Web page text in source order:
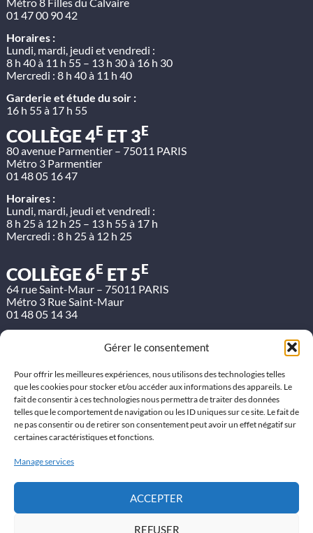
Gérer le consentement
Pour offrir les meilleures expériences, nous utilisons des technologies telles
que les cookies pour stocker et/ou accéder aux informations des appareils. Le
fait de consentir à ces technologies nous permettra de traiter des données
telles que le comportement de navigation ou les ID uniques sur ce site. Le fait de
ne pas consentir ou de retirer son consentement peut avoir un effet négatif sur
certaines caractéristiques et fonctions.
Manage services
ACCEPTER
REFUSER
01 47 00 90 42
Horaires :
Lundi, mardi, jeudi et vendredi :
8 h 40 à 11 h 55 – 13 h 30 à 16 h 30
Mercredi : 8 h 40 à 11 h 40
Garderie et étude du soir :
16 h 55 à 17 h 55
COLLÈGE 4E ET 3E
80 avenue Parmentier – 75011 PARIS
Métro 3 Parmentier
01 48 05 16 47
Horaires :
Lundi, mardi, jeudi et vendredi :
8 h 25 à 12 h 25 – 13 h 55 à 17 h
Mercredi : 8 h 25 à 12 h 25
COLLÈGE 6E ET 5E
64 rue Saint-Maur – 75011 PARIS
Métro 3 Rue Saint-Maur
01 48 05 14 34
Lundi, mardi, jeudi et vendredi :
Mercredi : 8 h 25 à 12 h 25
Etude du soir :
Lundi, mardi et jeudi jusqu’à 18 h
LYCÉE ET BTS
Métro 3 Parmentier
Lundi, mardi, mercredi, jeudi et vendredi :